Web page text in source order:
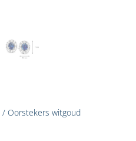
/ Oorstekers witgoud